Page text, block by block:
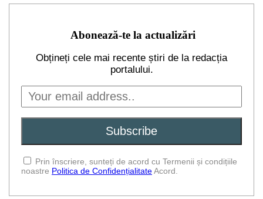
Abonează-te la actualizări
Obțineți cele mai recente știri de la redacția
portalului.
Prin înscriere, sunteți de acord cu Termenii și condițiile
noastre Politica de ConfidențialitateAcord.